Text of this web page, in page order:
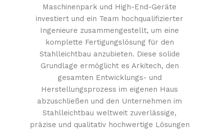
Maschinenpark und High-End-Geräte
investiert und ein Team hochqualifizierter
Ingenieure zusammengestellt, um eine
komplette Fertigungslösung für den
Stahlleichtbau anzubieten. Diese solide
Grundlage ermöglicht es Arkitech, den
gesamten Entwicklungs- und
Herstellungsprozess im eigenen Haus
abzuschließen und den Unternehmen im
Stahlleichtbau weltweit zuverlässige,
präzise und qualitativ hochwertige Lösungen